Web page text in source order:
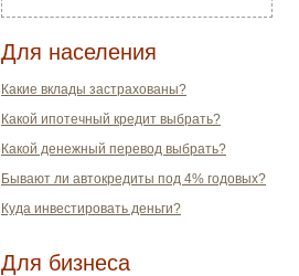
Для населения
Какие вклады застрахованы?
Какой ипотечный кредит выбрать?
Какой денежный перевод выбрать?
Бывают ли автокредиты под 4% годовых?
Куда инвестировать деньги?
Для бизнеса